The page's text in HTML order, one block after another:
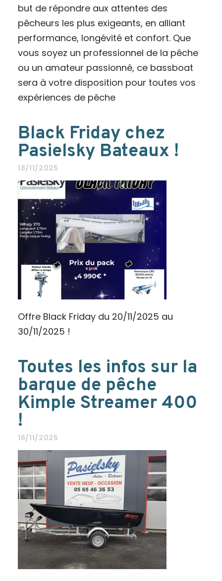
but de répondre aux attentes des
pêcheurs les plus exigeants, en alliant
performance, longévité et confort. Que
vous soyez un professionnel de la pêche
ou un amateur passionné, ce bassboat
sera à votre disposition pour toutes vos
expériences de pêche
Black Friday chez
Pasielsky Bateaux !
18/11/2025
Offre Black Friday du 20/11/2025 au
30/11/2025 !
Toutes les infos sur la
barque de pêche
Kimple Streamer 400
!
16/11/2025